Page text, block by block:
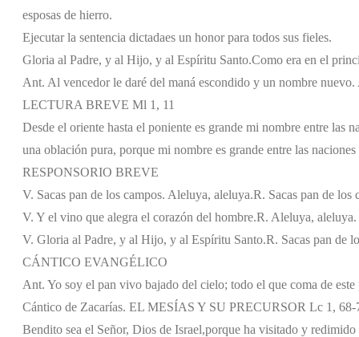
esposas de hierro.
Ejecutar la sentencia dictadaes un honor para todos sus fieles.
Gloria al Padre, y al Hijo, y al Espíritu Santo.Como era en el
Ant. Al vencedor le daré del maná escondido y un nombre
LECTURA BREVE Ml 1, 11
Desde el oriente hasta el poniente es grande mi nombre entre las
una oblación pura, porque mi nombre es grande entre las
RESPONSORIO BREVE
V. Sacas pan de los campos. Aleluya, aleluya.R. Sacas pan de los
V. Y el vino que alegra el corazón del hombre.R. Aleluya, aleluya.
V. Gloria al Padre, y al Hijo, y al Espíritu Santo.R. Sacas pan de
CÁNTICO EVANGÉLICO
Ant. Yo soy el pan vivo bajado del cielo; todo el que coma de
Cántico de Zacarías. EL MESÍAS Y SU PRECURSOR Lc 1, 68-
Bendito sea el Señor, Dios de Israel,porque ha visitado y redimido